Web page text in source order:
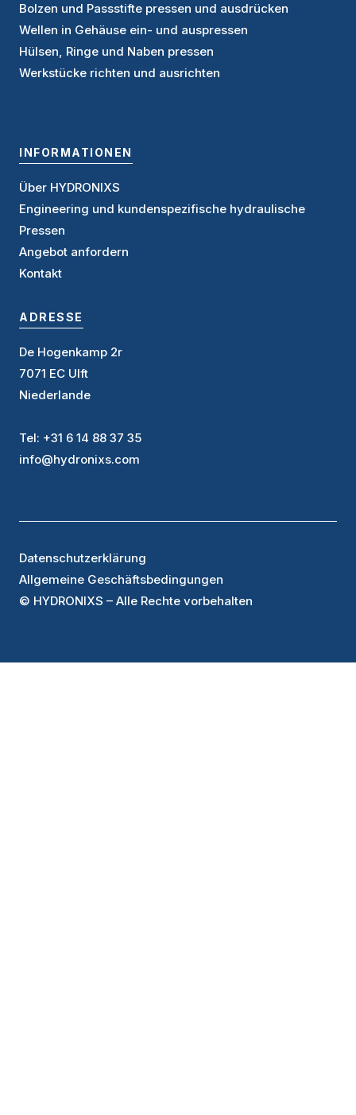
Bolzen und Passstifte pressen und ausdrücken
Wellen in Gehäuse ein- und auspressen
Hülsen, Ringe und Naben pressen
Werkstücke richten und ausrichten
INFORMATIONEN
Über HYDRONIXS
Engineering und kundenspezifische hydraulische
Pressen
Angebot anfordern
Kontakt
ADRESSE
De Hogenkamp 2r
7071 EC Ulft
Niederlande
Tel: +31 6 14 88 37 35
info@hydronixs.com
© HYDRONIXS – Alle Rechte vorbehalten
Datenschutzerklärung
Allgemeine Geschäftsbedingungen